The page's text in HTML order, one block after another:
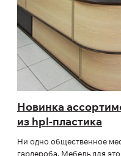
Новинка
из hpl-пластика
Ни одно общественное
гардероба. Мебель для